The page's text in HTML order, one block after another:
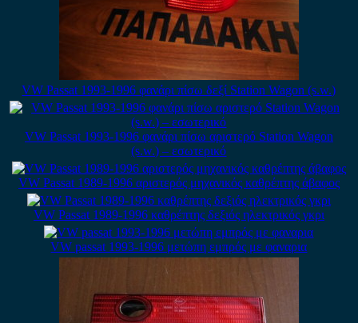
VW Passat 1993-1996 φανάρι πίσω δεξί Station Wagon (s.w.)
VW Passat 1993-1996 φανάρι πίσω αριστερό Station Wagon
(s.w.) – εσωτερικό
VW Passat 1989-1996 αριστερός μηχανικός καθρέπτης άβαφος
VW Passat 1989-1996 καθρέπτης δεξιός ηλεκτρικός γκρι
VW passat 1993-1996 μετώπη εμπρός με φαναρια